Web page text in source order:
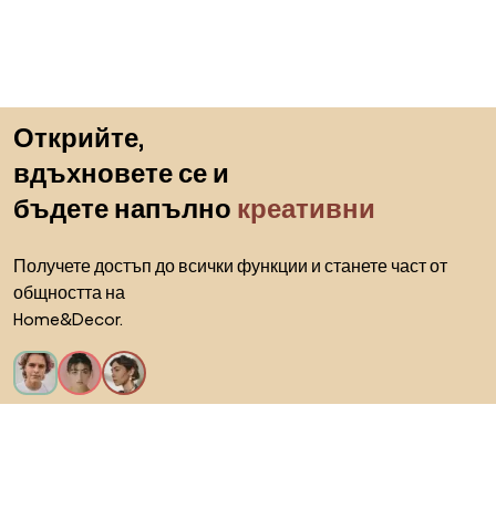
Открийте,
вдъхновете се и
бъдете напълно креативни
Получете достъп до всички функции и станете част от
общността на
Home&Decor.